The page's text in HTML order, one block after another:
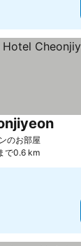
のお部屋
で0.6 km